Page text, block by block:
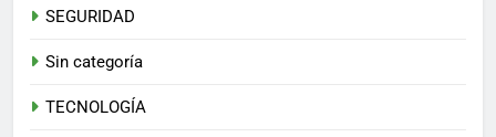
SEGURIDAD
Sin categoría
TECNOLOGÍA